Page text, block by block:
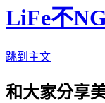
LiFe不
跳到主文
和大家分享